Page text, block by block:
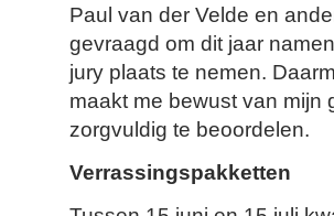
Paul van der Velde en
gevraagd om dit jaar
jury plaats te nemen.
maakt me bewust van mijn
zorgvuldig te beoordelen.
Verrassingspakketten